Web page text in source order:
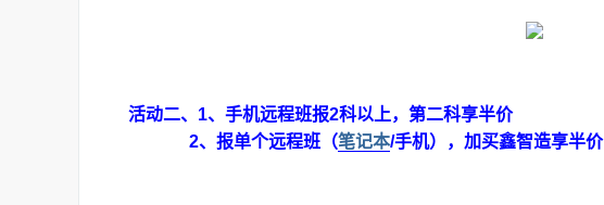
活动二、 1、手机远程班报2科以上，第二科享半价
2、报单个远程班（笔记本/手机），加买鑫智造享半价